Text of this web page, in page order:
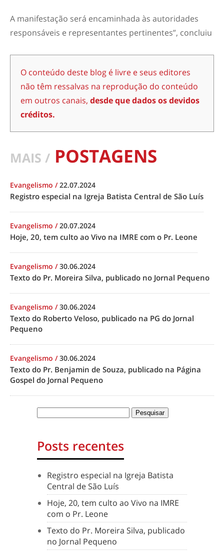
A manifestação será encaminhada às autoridades
responsáveis e representantes pertinentes”, concluiu
O conteúdo deste blog é livre e seus editores
não têm ressalvas na reprodução do conteúdo
em outros canais, desde que dados os devidos
créditos.
MAIS / POSTAGENS
Evangelismo /22.07.2024
Registro especial na Igreja Batista Central de São Luís
Evangelismo /20.07.2024
Hoje, 20, tem culto ao Vivo na IMRE com o Pr. Leone
Evangelismo /30.06.2024
Texto do Pr. Moreira Silva, publicado no Jornal Pequeno
Evangelismo /30.06.2024
Texto do Roberto Veloso, publicado na PG do Jornal
Pequeno
Evangelismo /30.06.2024
Texto do Pr. Benjamin de Souza, publicado na Página
Gospel do Jornal Pequeno
Posts recentes
Registro especial na Igreja Batista
Central de São Luís
Hoje, 20, tem culto ao Vivo na IMRE
com o Pr. Leone
Texto do Pr. Moreira Silva, publicado
no Jornal Pequeno